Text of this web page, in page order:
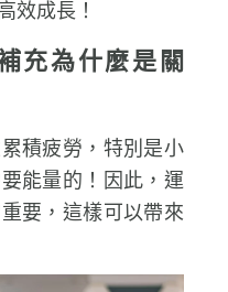
充為什麼是關
積疲勞，特別是小
能量的！因此，運
要，這樣可以帶來